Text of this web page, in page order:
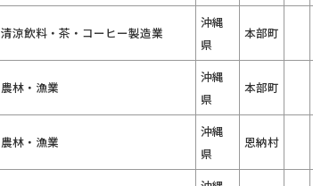
清涼飲料・茶・コーヒー製造業
沖縄
県
本部町
農林・漁業
沖縄
県
本部町
農林・漁業
沖縄
県
恩納村